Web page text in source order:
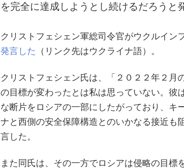
を完全に達成しようとし続けるだろうと
クリストフェシェン軍総司令官がウクルイン
発言した （リンク先はウクライナ語）。
クリストフェシェン氏は、「２０２２年２月
の目標が変わったとは私は思っていない。彼
な断片をロシアの一部にしたがっており、キ
ナと西側の安全保障構造とのいかなる接近も
言した。
また同氏は、その一方でロシアは侵略の目標